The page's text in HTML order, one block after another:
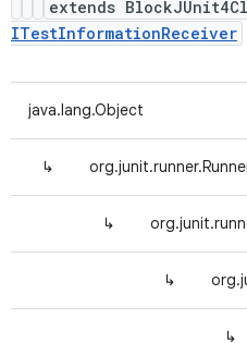
extends
ITestInformationReceiver
java.lang.Object
↳
↳
↳
↳